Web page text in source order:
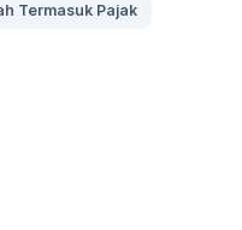
Termasuk Pajak